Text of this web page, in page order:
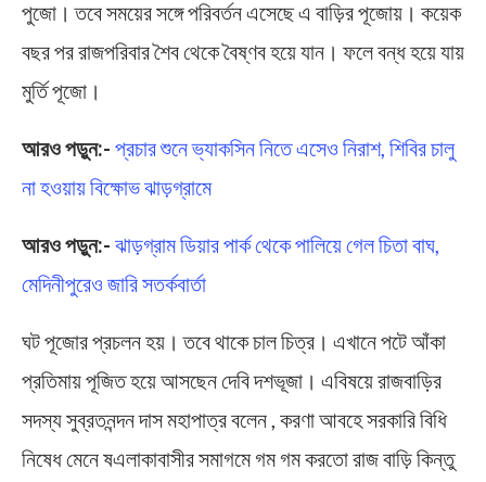
পুজো। তবে সময়ের সঙ্গে পরিবর্তন এসেছে এ বাড়ির পূজোয়। কয়েক
বছর পর রাজপরিবার শৈব থেকে বৈষ্ণব হয়ে যান। ফলে বন্ধ হয়ে যায়
মুর্তি পূজো।
আরও পড়ুন:- প্রচার শুনে ভ্যাকসিন নিতে এসেও নিরাশ, শিবির চালু
না হওয়ায় বিক্ষোভ ঝাড়গ্রামে
আরও পড়ুন:- ঝাড়গ্রাম ডিয়ার পার্ক থেকে পালিয়ে গেল চিতা বাঘ,
মেদিনীপুরেও জারি সতর্কবার্তা
ঘট পূজোর প্রচলন হয়। তবে থাকে চাল চিত্র। এখানে পটে আঁকা
প্রতিমায় পূজিত হয়ে আসছেন দেবি দশভূজা। এবিষয়ে রাজবাড়ির
সদস্য সুব্রতনন্দন দাস মহাপাত্র বলেন , করণা আবহে সরকারি বিধি
নিষেধ মেনে ষএলাকাবাসীর সমাগমে গম গম করতো রাজ বাড়ি কিন্তু